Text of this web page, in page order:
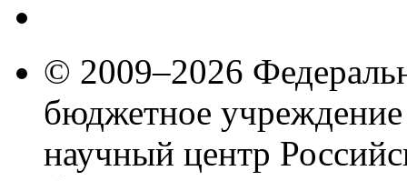
© 2009–2026
бюджетное
научный центр